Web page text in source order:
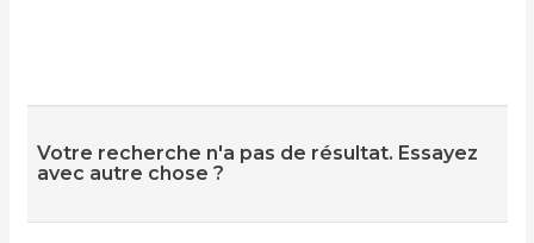
Votre recherche n'a pas de résultat. Essayez
avec autre chose ?